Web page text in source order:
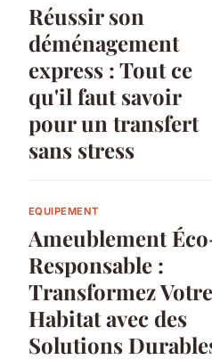
Réussir son
déménagement
express : Tout ce
qu'il faut savoir
pour un transfert
sans stress
EQUIPEMENT
Ameublement
Responsable :
Transformez Votre
Habitat avec des
Solutions